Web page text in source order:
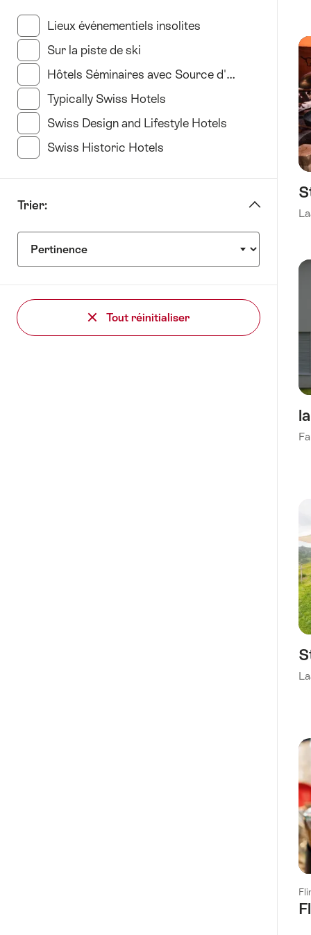
par
d'hôtel"
Lieux événementiels insolites
Sur la piste de ski (11 Résultats dans cette
Hôtels Séminaires avec Source d'Inspiration
(34
Typically Swiss Hotels (23 Résultats dans cette
Swiss Design and Lifestyle Hotels (35 Résultats
Swiss Historic Hotels (21 Résultats dans cette
Trier:
Tout réinitialiser